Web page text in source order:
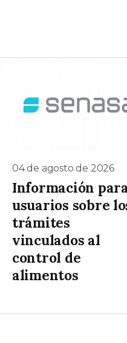
04 de agosto de 2026
Información
usuarios sobre
trámites
vinculados al
control de
alimentos